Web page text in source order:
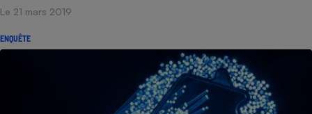
Le 21 mars 2019
ENQUÊTE